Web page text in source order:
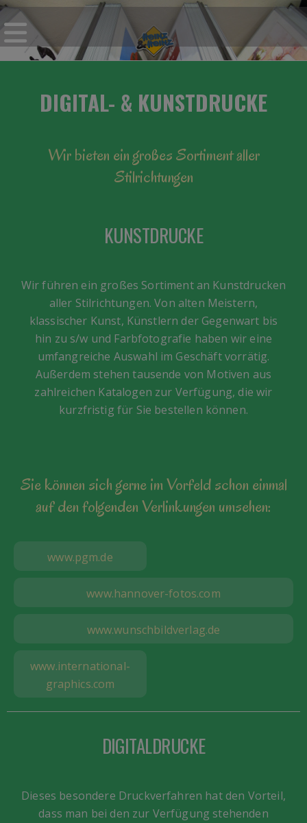
DIGITAL- & KUNSTDRUCKE
Wir bieten ein großes Sortiment aller
Stilrichtungen
KUNSTDRUCKE
Wir führen ein großes Sortiment an Kunstdrucken
aller Stilrichtungen. Von alten Meistern,
klassischer Kunst, Künstlern der Gegenwart bis
hin zu s/w und Farbfotografie haben wir eine
umfangreiche Auswahl im Geschäft vorrätig.
Außerdem stehen tausende von Motiven aus
zahlreichen Katalogen zur Verfügung, die wir
kurzfristig für Sie bestellen können.
Sie können sich gerne im Vorfeld schon einmal
auf den folgenden Verlinkungen umsehen:
www.pgm.de
www.hannover-fotos.com
www.wunschbildverlag.de
www.international-
graphics.com
DIGITALDRUCKE
Dieses besondere Druckverfahren hat den Vorteil,
dass man bei den zur Verfügung stehenden